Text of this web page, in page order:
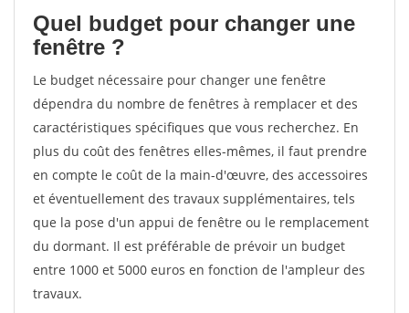
Quel budget pour changer une
fenêtre ?
Le budget nécessaire pour changer une fenêtre
dépendra du nombre de fenêtres à remplacer et des
caractéristiques spécifiques que vous recherchez. En
plus du coût des fenêtres elles-mêmes, il faut prendre
en compte le coût de la main-d'œuvre, des accessoires
et éventuellement des travaux supplémentaires, tels
que la pose d'un appui de fenêtre ou le remplacement
du dormant. Il est préférable de prévoir un budget
entre 1000 et 5000 euros en fonction de l'ampleur des
travaux.